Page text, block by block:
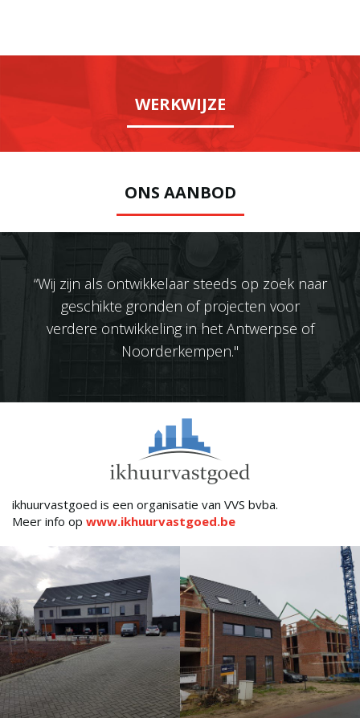
WERKWIJZE
ONS AANBOD
“Wij zijn als ontwikkelaar steeds op zoek naar
geschikte gronden of projecten voor
verdere ontwikkeling in het Antwerpse of
Noorderkempen."
ikhuurvastgoed is een organisatie van VVS bvba.
Meer info op www.ikhuurvastgoed.be